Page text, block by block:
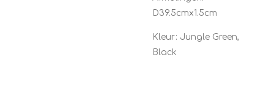
D39.5cmx1.5cm
Kleur: Jungle Green,
Black